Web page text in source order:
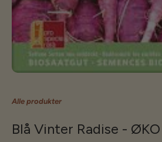
Alle produkter
Blå Vinter Radise - ØKO